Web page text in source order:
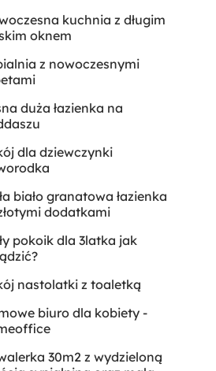
kuchnia z długim
oknem
z nowoczesnymi
duża łazienka na
dla dziewczynki
biało granatowa łazienka
dodatkami
pokoik dla 3latka jak
nastolatki z toaletką
biuro dla kobiety -
30m2 z wydzieloną